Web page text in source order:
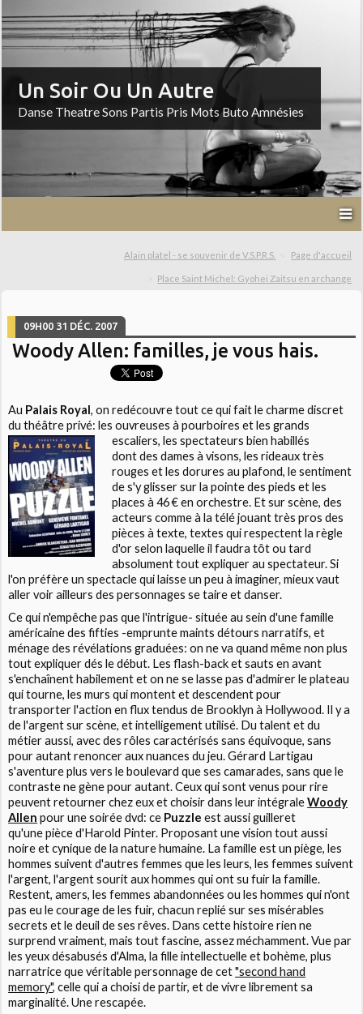
Un Soir Ou Un Autre
Danse Theatre Sons Partis Pris Mots Buto Amnésies
Alain platel - se souvenir de V.S.P.R.S. Page d'accueil
Place Saint Michel: Gyohei Zaitsu en archange
09H00 31 DÉC. 2007
Woody Allen: familles, je vous hais.
Au Palais Royal, on redécouvre tout ce qui fait le charme discret
du théâtre privé: les ouvreuses à pourboires et les grands
escaliers, les spectateurs bien habillés
dont des dames à visons, les rideaux très
rouges et les dorures au plafond, le sentiment
de s'y glisser sur la pointe des pieds et les
places à 46 € en orchestre. Et sur scène, des
acteurs comme à la télé jouant très pros des
pièces à texte, textes qui respectent la règle
d'or selon laquelle il faudra tôt ou tard
absolument tout expliquer au spectateur. Si
l'on préfère un spectacle qui laisse un peu à imaginer, mieux vaut
aller voir ailleurs des personnages se taire et danser.
Ce qui n'empêche pas que l'intrigue- située au sein d'une famille
américaine des fifties -emprunte maints détours narratifs, et
ménage des révélations graduées: on ne va quand même non plus
tout expliquer dés le début. Les flash-back et sauts en avant
s'enchaînent habilement et on ne se lasse pas d'admirer le plateau
qui tourne, les murs qui montent et descendent pour
transporter l'action en flux tendus de Brooklyn à Hollywood. Il y a
de l'argent sur scène, et intelligement utilisé. Du talent et du
métier aussi, avec des rôles caractérisés sans équivoque, sans
pour autant renoncer aux nuances du jeu. Gérard Lartigau
s'aventure plus vers le boulevard que ses camarades, sans que le
contraste ne gène pour autant. Ceux qui sont venus pour rire
peuvent retourner chez eux et choisir dans leur intégraleWoody
Allen pour une soirée dvd: ce Puzzleest aussi guilleret
qu'une pièce d'Harold Pinter. Proposant une vision tout aussi
noire et cynique de la nature humaine. La famille est un piège, les
hommes suivent d'autres femmes que les leurs, les femmes suivent
l'argent, l'argent sourit aux hommes qui ont su fuir la famille.
Restent, amers, les femmes abandonnées ou les hommes qui n'ont
pas eu le courage de les fuir, chacun replié sur ses misérables
secrets et le deuil de ses rêves. Dans cette histoire rien ne
surprend vraiment, mais tout fascine, assez méchamment. Vue par
les yeux désabusés d'Alma, la fille intellectuelle et bohème, plus
narratrice que véritable personnage de cet"second hand
memory", celle qui a choisi de partir, et de vivre librement sa
marginalité. Une rescapée.